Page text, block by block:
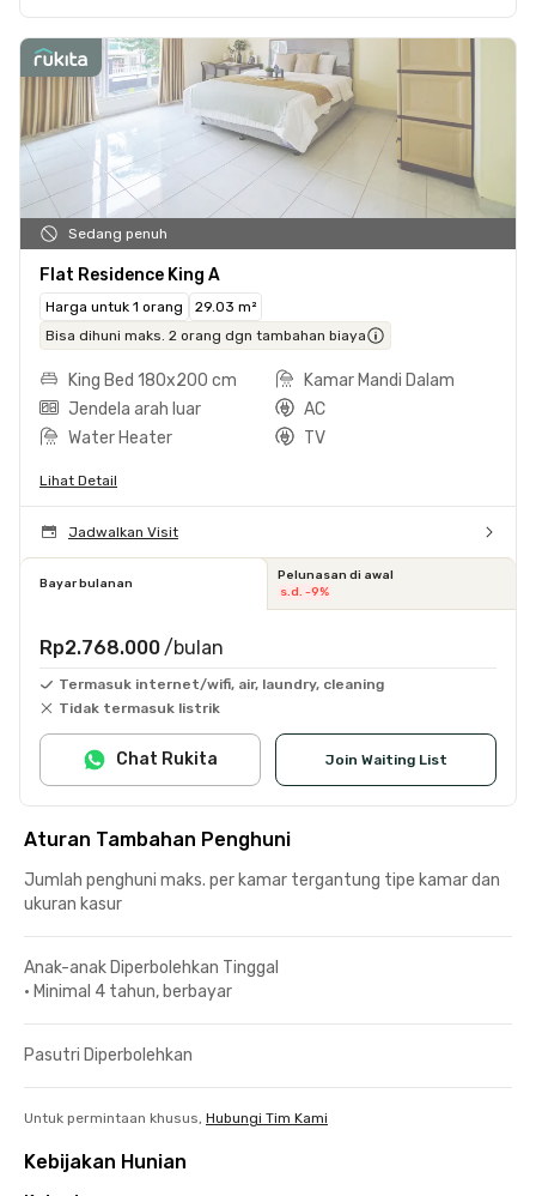
Sedang penuh
Flat Residence King A
Harga untuk 1 orang
29.03 m²
Bisa dihuni maks. 2 orang dgn tambahan biaya
King Bed 180x200 cm
Kamar Mandi Dalam
Jendela arah luar
AC
Water Heater
TV
Lihat Detail
Jadwalkan Visit
Bayar bulanan
Pelunasan di awal
s.d. -9%
Rp2.768.000 /bulan
Termasuk internet/wifi, air, laundry, cleaning
Tidak termasuk listrik
Join Waiting List
Chat Rukita
Aturan Tambahan Penghuni
Jumlah penghuni maks. per kamar tergantung tipe kamar dan
ukuran kasur
Anak-anak Diperbolehkan Tinggal
• Minimal 4 tahun, berbayar
Pasutri Diperbolehkan
Untuk permintaan khusus, Hubungi Tim Kami
Kebijakan Hunian